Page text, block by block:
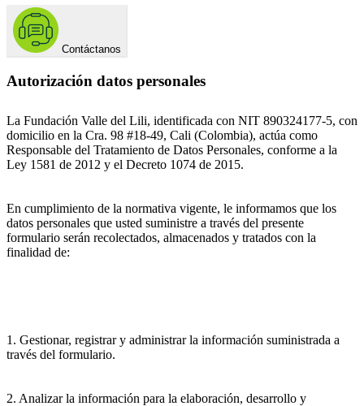
Contáctanos
Autorización datos personales
La Fundación Valle del Lili, identificada con NIT 890324177-5, con
domicilio en la Cra. 98 #18-49, Cali (Colombia), actúa como
Responsable del Tratamiento de Datos Personales, conforme a la
Ley 1581 de 2012 y el Decreto 1074 de 2015.
En cumplimiento de la normativa vigente, le informamos que los
datos personales que usted suministre a través del presente
formulario serán recolectados, almacenados y tratados con la
finalidad de:
1. Gestionar, registrar y administrar la información suministrada a
través del formulario.
2. Analizar la información para la elaboración, desarrollo y